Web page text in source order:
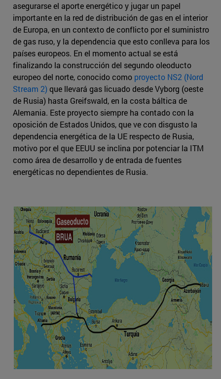
asegurarse el aporte energético y jugar un papel
importante en la red de distribución de gas en el interior
de Europa, en un contexto de conflicto por el suministro
de gas ruso, y la dependencia que esto conlleva para los
países europeos. En el momento actual se está
finalizando la construcción del segundo oleoducto
europeo del norte, conocido como proyecto NS2 (Nord
Stream 2)que llevará gas licuado desde Vyborg (oeste
de Rusia) hasta Greifswald, en la costa báltica de
Alemania. Este proyecto siempre ha contado con la
oposición de Estados Unidos, que ve con disgusto la
dependencia energética de la UE respecto de Rusia,
motivo por el que EEUU se inclina por potenciar la ITM
como área de desarrollo y de entrada de fuentes
energéticas no dependientes de Rusia.